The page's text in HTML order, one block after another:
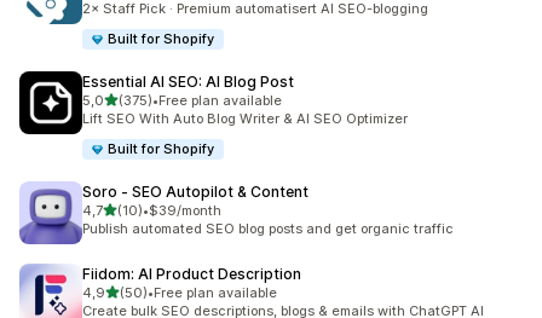
2× Staff Pick · Premium automatisert AI SEO-blogging
Built for Shopify
Essential AI SEO: AI Blog Post
5,0av 5 stjerner
(375)
Totalt 375 omtaler
•Free plan available
Lift SEO With Auto Blog Writer & AI SEO Optimizer
Built for Shopify
Soro ‑ SEO Autopilot & Content
4,7av 5 stjerner
(10)
Totalt 10 omtaler
•$39/month
Publish automated SEO blog posts and get organic traffic
Fiidom: AI Product Description
4,9av 5 stjerner
(50)
Totalt 50 omtaler
•Free plan available
Create bulk SEO descriptions, blogs & emails with ChatGPT AI